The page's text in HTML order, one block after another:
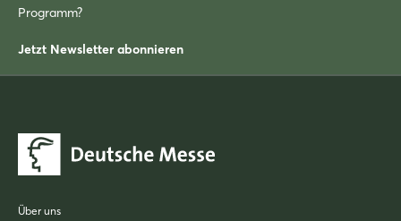
Programm?
Jetzt Newsletter abonnieren
Über uns